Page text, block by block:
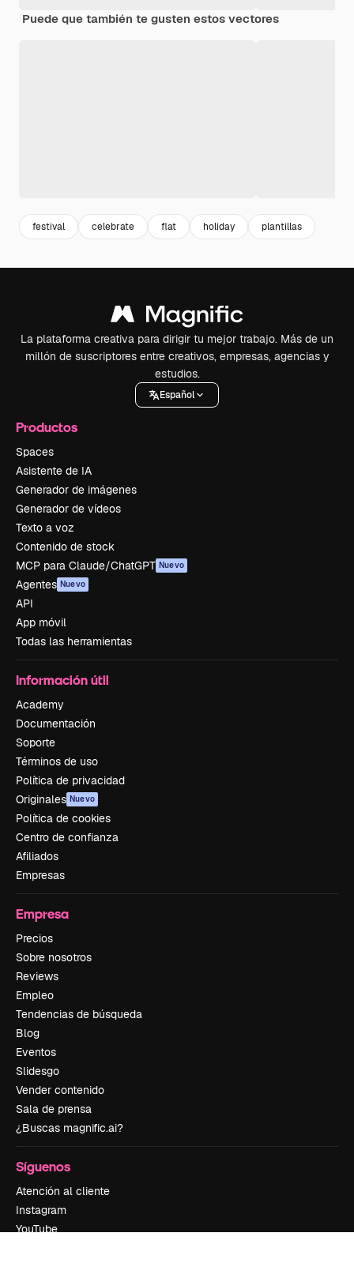
Puede que también te gusten estos vectores
festival celebrate flat holiday plantillas
La plataforma creativa para dirigir tu mejor trabajo. Más de un
millón de suscriptores entre creativos, empresas, agencias y
estudios.
Español
Productos
Spaces
Asistente de IA
Generador de imágenes
Generador de vídeos
Texto a voz
Contenido de stock
MCP para Claude/ChatGPT Nuevo
Agentes Nuevo
API
App móvil
Todas las herramientas
Información útil
Academy
Documentación
Soporte
Términos de uso
Política de privacidad
Originales Nuevo
Política de cookies
Centro de confianza
Afiliados
Empresas
Empresa
Precios
Sobre nosotros
Reviews
Empleo
Tendencias de búsqueda
Blog
Eventos
Slidesgo
Vender contenido
Sala de prensa
¿Buscas magnific.ai?
Síguenos
Atención al cliente
Instagram
YouTube